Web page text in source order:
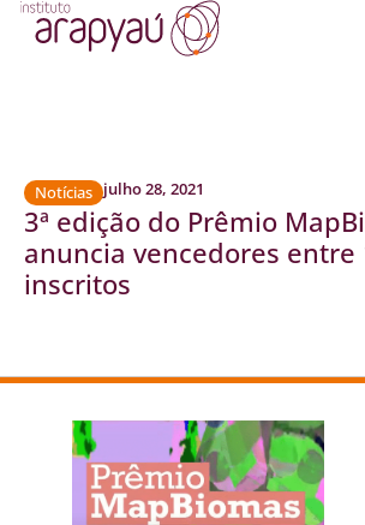
Notícias julho 28, 2021
3ª edição do Prêmio
anuncia vencedores entre
inscritos